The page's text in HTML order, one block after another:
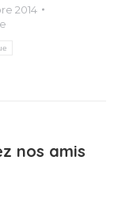
2014
nos amis